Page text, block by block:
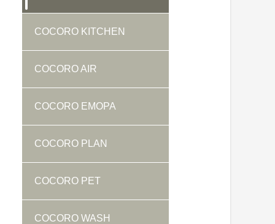
COCORO KITCHEN
COCORO AIR
COCORO EMOPA
COCORO PLAN
COCORO PET
COCORO WASH